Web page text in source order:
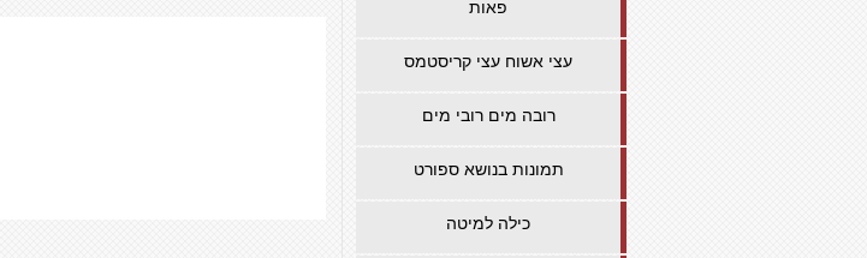
פאות
עצי אשוח עצי קריסטמס
רובה מים רובי מים
תמונות בנושא ספורט
כילה למיטה